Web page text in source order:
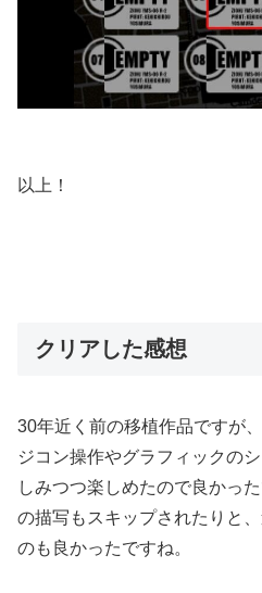
以上！
クリアした感想
30年近く前の移植作品ですが
ジコン操作やグラフィックの
しみつつ楽しめたので良かっ
の描写もスキップされたりと
のも良かったですね。